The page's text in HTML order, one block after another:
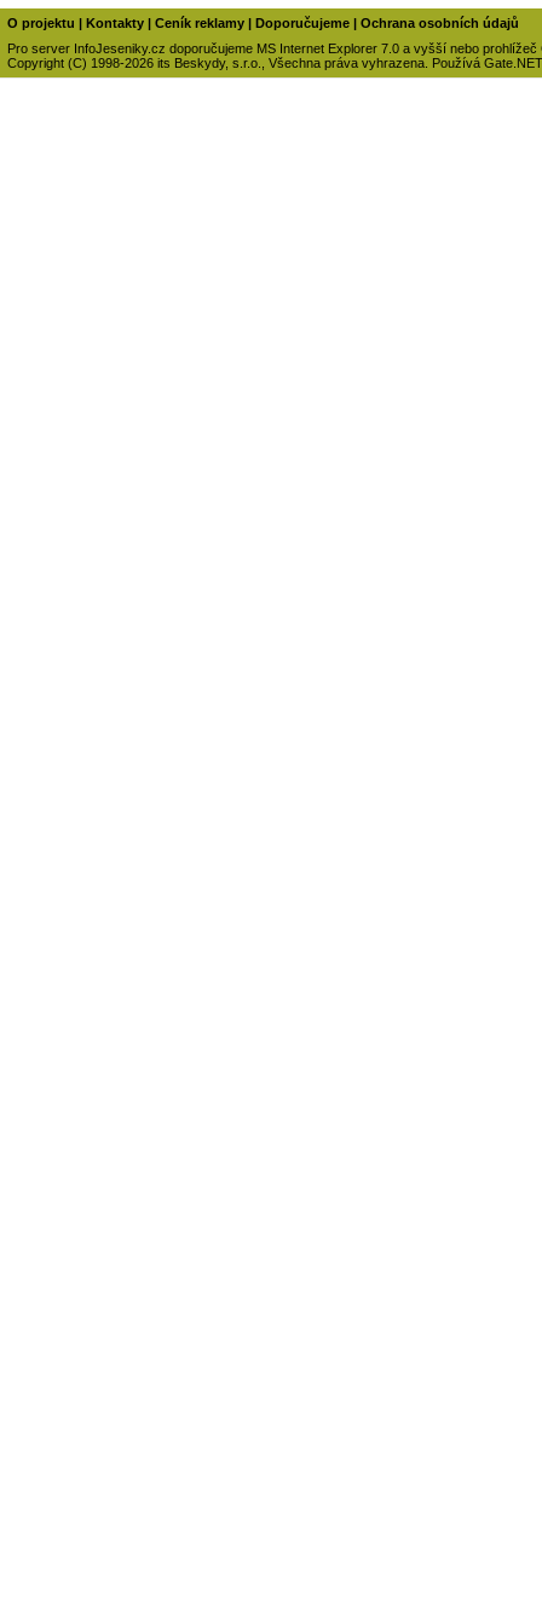
O projektu | Kontakty | Ceník reklamy | Doporučujeme | Ochrana osobních údajů
Pro server InfoJeseniky.cz doporučujeme MS Internet Explorer 7.0 a vyšší nebo prohlížeč
Copyright (C) 1998-2026 its Beskydy, s.r.o., Všechna práva vyhrazena. Používá